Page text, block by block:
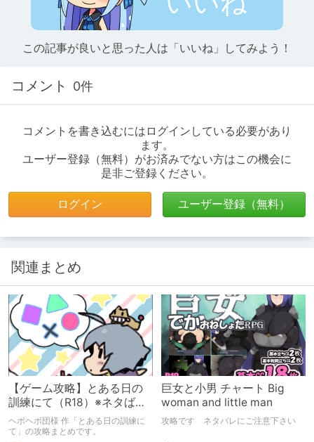
この記事が良いと思った人は「いいね」してみよう！
コメント 0件
コメントを書き込むにはログインしている必要があり
ます。
ユーザー登録（無料）がお済みでない方はこの機会に
是非ご登録ください。
ログイン ユーザー登録（無料）
関連まとめ
【ゲーム攻略】とある日の
訓練にて（R18）※ネタばれ
注意
ヘボヘボ団様 作「とある日の訓練に
て」の攻略まとめです。
巨女と小男 チャート Big
woman and little man
攻略です ネタバレにご注意下さい